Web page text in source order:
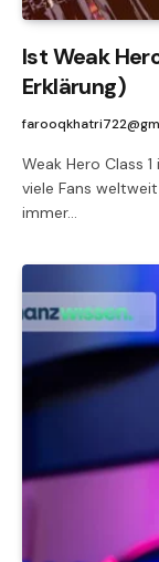
Ist Weak
Erklärung)
Weak Hero Class
viele Fans
immer…